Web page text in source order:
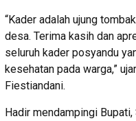
“Kader adalah ujung
desa. Terima kasih dan
seluruh kader posyandu
kesehatan pada warga,”
Fiestiandani.
Hadir mendampingi